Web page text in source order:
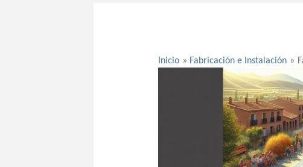
Inicio Fabricación e Instalación